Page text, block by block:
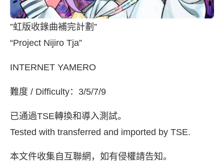
”虹版收錄曲補完計劃”
“Project Nijiro Tja”
INTERNET YAMERO
難度 / Difficulty：3/5/7/9
已通過TSE轉換和導入測試。
Tested with transferred and imported by TSE.
本文件收集自互聯網，如有侵權請告知。